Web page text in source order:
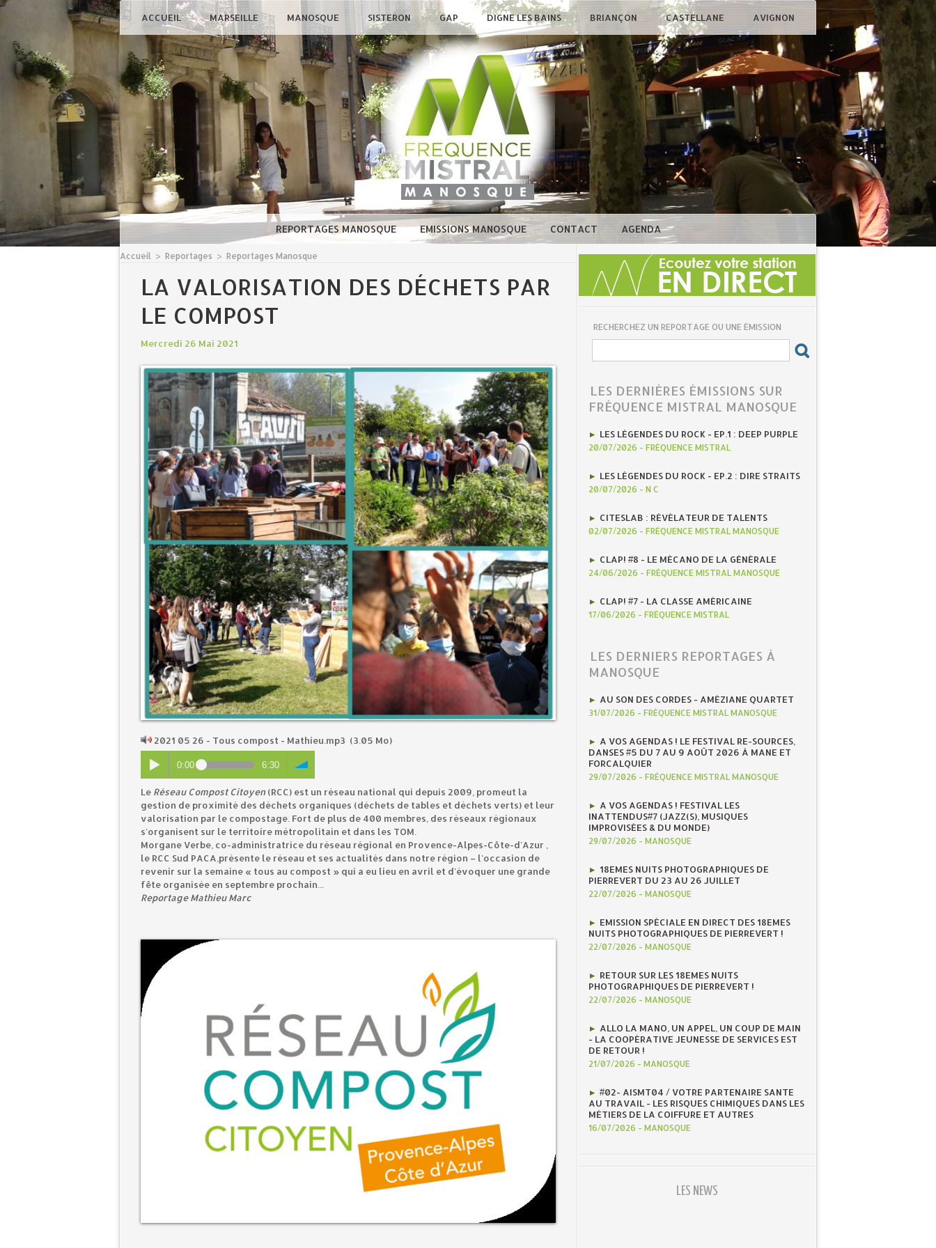
ACCUEIL MARSEILLE MANOSQUE SISTERON GAP DIGNE LES BAINS BRIANÇON CASTELLANE AVIGNON
REPORTAGES MANOSQUE EMISSIONS MANOSQUE CONTACT AGENDA
Accueil > Reportages > Reportages Manosque
LA VALORISATION DES DÉCHETS PAR
LE COMPOST
Mercredi 26 Mai 2021
2021 05 26 - Tous compost - Mathieu.mp3 (3.05 Mo)
0:00 6:30
Le Réseau Compost Citoyen(RCC) est un réseau national qui depuis 2009, promeut la
gestion de proximité des déchets organiques (déchets de tables et déchets verts) et leur
valorisation par le compostage. Fort de plus de 400 membres, des réseaux régionaux
s'organisent sur le territoire métropolitain et dans les TOM.
Morgane Verbe, co-administratrice du réseau régional en Provence-Alpes-Côte-d'Azur ,
le RCC Sud PACA,présente le réseau et ses actualités dans notre région – l'occasion de
revenir sur la semaine « tous au compost » qui a eu lieu en avril et d'évoquer une grande
fête organisée en septembre prochain...
Reportage Mathieu Marc
RECHERCHEZ UN REPORTAGE OU UNE ÉMISSION
LES DERNIÈRES ÉMISSIONS SUR
FRÉQUENCE MISTRAL MANOSQUE
LES LÉGENDES DU ROCK - EP.1 : DEEP PURPLE
20/07/2026 - FRÉQUENCE MISTRAL
LES LÉGENDES DU ROCK - EP.2 : DIRE STRAITS
20/07/2026 - N C
CITESLAB : RÉVÉLATEUR DE TALENTS
02/07/2026 - FRÉQUENCE MISTRAL MANOSQUE
CLAP! #8 - LE MÉCANO DE LA GÉNÉRALE
24/06/2026 - FRÉQUENCE MISTRAL MANOSQUE
CLAP! #7 - LA CLASSE AMÉRICAINE
17/06/2026 - FRÉQUENCE MISTRAL
LES DERNIERS REPORTAGES À
MANOSQUE
AU SON DES CORDES - AMÉZIANE QUARTET
31/07/2026 - FRÉQUENCE MISTRAL MANOSQUE
A VOS AGENDAS ! LE FESTIVAL RE-SOURCES,
DANSES #5 DU 7 AU 9 AOÛT 2026 À MANE ET
FORCALQUIER
29/07/2026 - FRÉQUENCE MISTRAL MANOSQUE
A VOS AGENDAS ! FESTIVAL LES
INATTENDUS#7 (JAZZ(S), MUSIQUES
IMPROVISÉES & DU MONDE)
29/07/2026 - MANOSQUE
18EMES NUITS PHOTOGRAPHIQUES DE
PIERREVERT DU 23 AU 26 JUILLET
22/07/2026 - MANOSQUE
EMISSION SPÉCIALE EN DIRECT DES 18EMES
NUITS PHOTOGRAPHIQUES DE PIERREVERT !
22/07/2026 - MANOSQUE
RETOUR SUR LES 18EMES NUITS
PHOTOGRAPHIQUES DE PIERREVERT !
22/07/2026 - MANOSQUE
ALLO LA MANO, UN APPEL, UN COUP DE MAIN
- LA COOPÉRATIVE JEUNESSE DE SERVICES EST
DE RETOUR !
21/07/2026 - MANOSQUE
#02- AISMT04 / VOTRE PARTENAIRE SANTE
AU TRAVAIL - LES RISQUES CHIMIQUES DANS LES
MÉTIERS DE LA COIFFURE ET AUTRES
16/07/2026 - MANOSQUE
LES NEWS